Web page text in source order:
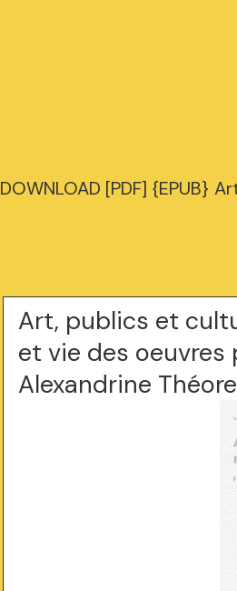
DOWNLOAD [PDF] {EPUB}
Art, publics et
et vie des oeuvres
Alexandrine